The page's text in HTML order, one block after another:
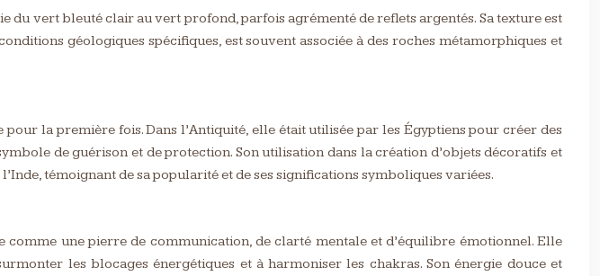
du vert bleuté clair au vert profond, parfois agrémenté de reflets argentés. Sa texture est
géologiques spécifiques, est souvent associée à des roches métamorphiques et
la première fois. Dans l’Antiquité, elle était utilisée par les Égyptiens pour créer des
de guérison et de protection. Son utilisation dans la création d’objets décoratifs et
témoignant de sa popularité et de ses significations symboliques variées.
une pierre de communication, de clarté mentale et d’équilibre émotionnel. Elle
les blocages énergétiques et à harmoniser les chakras. Son énergie douce et